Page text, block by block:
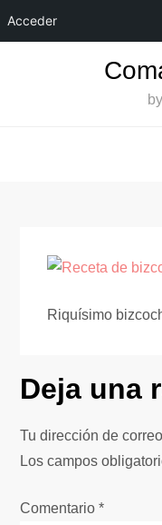
Acceder
Riquísimo
Deja una
Tu dirección de
Los campos
Comentario*